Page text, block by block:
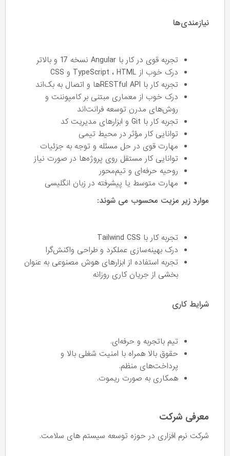
نیازمندی‌ها
تجربه قوی در کار با Angular نسخه 17 و بالاتر
درک خوب از TypeScript ، HTML و CSS
تجربه کار با RESTful APIها و اتصال به بک‌اند
درک خوب از معماری مبتنی بر کامپوننت و
روش‌های مدرن توسعه فرانت‌اند
تجربه کار با Git و ابزارهای مدیریت کد
توانایی کار مؤثر در محیط تیمی
مهارت قوی در حل مسئله و توجه به جزئیات
توانایی کار مستقل روی پروژه‌ها در صورت نیاز
روحیه حرفه‌ای و تیم‌محور
مهارت متوسط یا پیشرفته در زبان انگلیسی
موارد زیر مزیت محسوب می شوند:
تجربه کار با Tailwind CSS
درک بهینه‌سازی عملکرد و طراحی واکنش‌گرا
تجربه استفاده از ابزارهای هوش مصنوعی به عنوان
بخشی از جریان کاری روزانه
شرایط کاری
تیم باتجربه و حرفه‌ای.
حقوق بالا همراه با امنیت شغلی بالا و
پرداخت‌های منظم.
همکاری به صورت ریموت.
معرفی شرکت
شرکت نرم افزاری در حوزه توسعه سیستم های سلامت.